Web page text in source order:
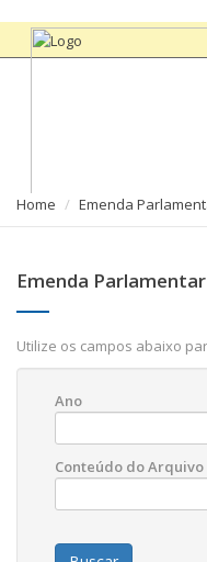
Home Emenda
Emenda Parlamentar
Utilize os campos abaixo
Ano
Conteúdo do Arquivo